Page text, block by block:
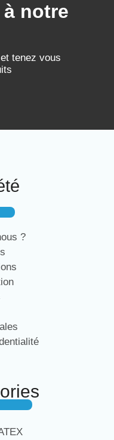
notre
tenez vous
?